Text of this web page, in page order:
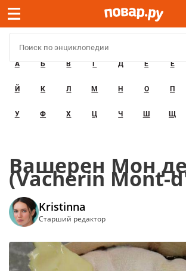
А Б В Г Д Е Ё
Й К Л М Н О П
У Ф Х Ц Ч Ш Щ
Вашерен Мон
(Vacherin Mont-
Kristinna
Старший редактор